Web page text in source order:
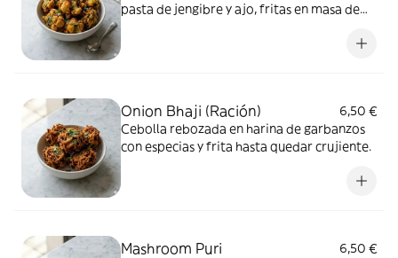
pasta de jengibre y ajo, fritas en masa de
Onion Bhaji (Ración)
6,50 €
Cebolla rebozada en harina de garbanzos
con especias y frita hasta quedar crujiente.
Mashroom Puri 6,50 €